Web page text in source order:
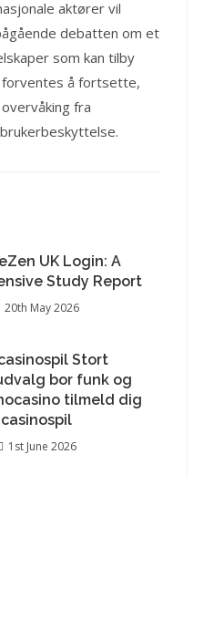
aktører vil
debatten om et
som kan tilby
forventes å fortsette,
fra
UK Login: A
Study Report
20th May 2026
Stort
bor funk og
tilmeld dig
casinospil
1st June 2026